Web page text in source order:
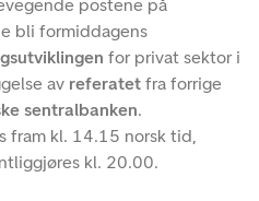
postene på
bli formiddagens
for privat sektor i
av referatet fra forrige
sentralbanken.
fram kl. 14.15 norsk tid,
kl. 20.00.